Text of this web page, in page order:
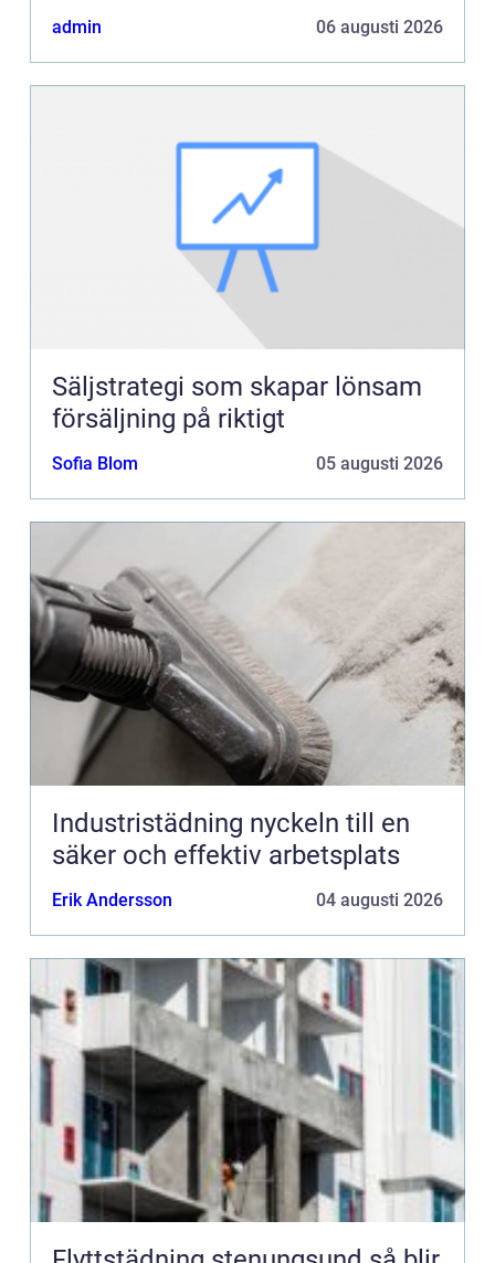
admin 06 augusti 2026
Säljstrategi som skapar lönsam
försäljning på riktigt
Sofia Blom 05 augusti 2026
Industristädning nyckeln till en
säker och effektiv arbetsplats
Erik Andersson 04 augusti 2026